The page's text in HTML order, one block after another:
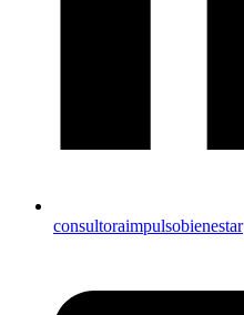
consultoraimpulsobienestar